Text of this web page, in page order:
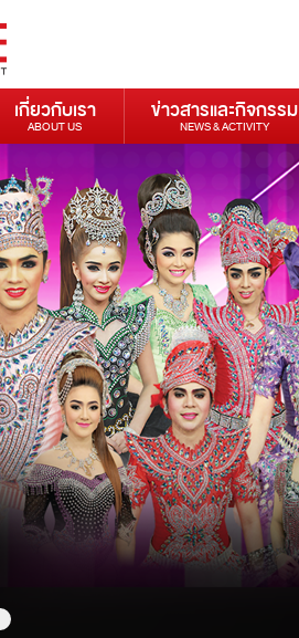
เกี่ยวกับเรา
ABOUT US
ข่าวสารและกิจกรรม
NEWS & ACTIVITY